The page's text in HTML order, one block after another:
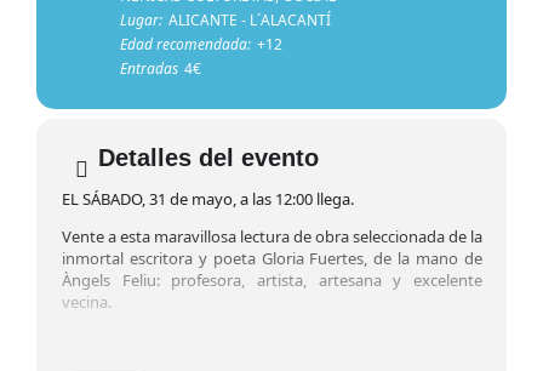
Lugar: ALICANTE - L´ALACANTÍ
Edad recomendada: +12
Entradas 4€
Detalles del evento
EL SÁBADO, 31 de mayo, a las 12:00 llega.
Vente a esta maravillosa lectura de obra seleccionada de la
inmortal escritora y poeta Gloria Fuertes, de la mano de
Àngels Feliu: profesora, artista, artesana y excelente
vecina.